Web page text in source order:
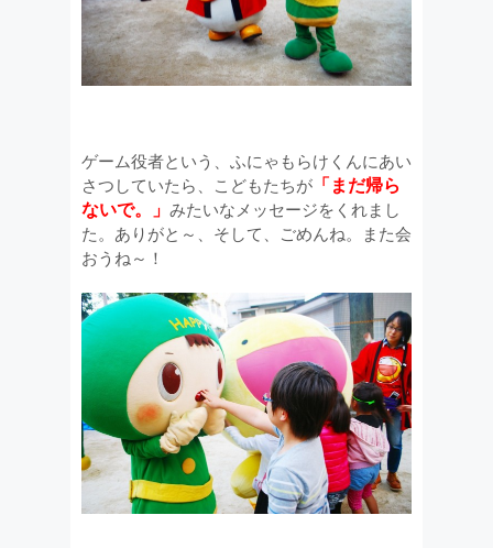
ゲーム役者という、ふにゃもらけくんにあい
さつしていたら、こどもたちが 「まだ帰ら
ないで。」 みたいなメッセージをくれまし
た。ありがと～、そして、ごめんね。また会
おうね～！